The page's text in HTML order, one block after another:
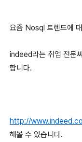
요즘 Nosql 트렌드에
indeed라는 취업 전문
합니다.
http://
해볼 수 있습니다.